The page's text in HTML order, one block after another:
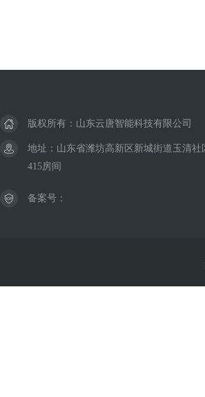
版权所有：山东云唐智能科技有限公司
地址：山东省潍坊高新区新城街道玉清
415房间
备案号：